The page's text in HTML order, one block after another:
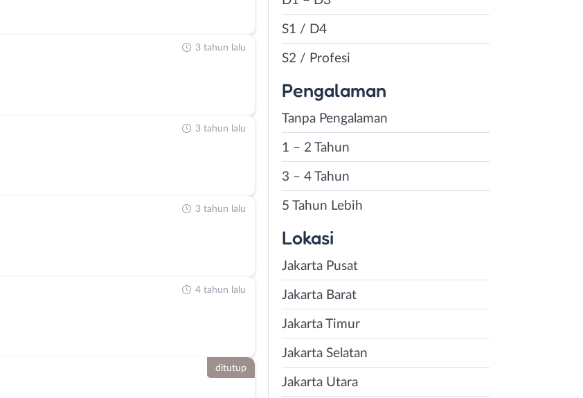
3 tahun lalu
3 tahun lalu
3 tahun lalu
4 tahun lalu
ditutup
S1 / D4
S2 / Profesi
Pengalaman
Tanpa Pengalaman
1 – 2 Tahun
3 – 4 Tahun
5 Tahun Lebih
Lokasi
Jakarta Pusat
Jakarta Barat
Jakarta Timur
Jakarta Selatan
Jakarta Utara